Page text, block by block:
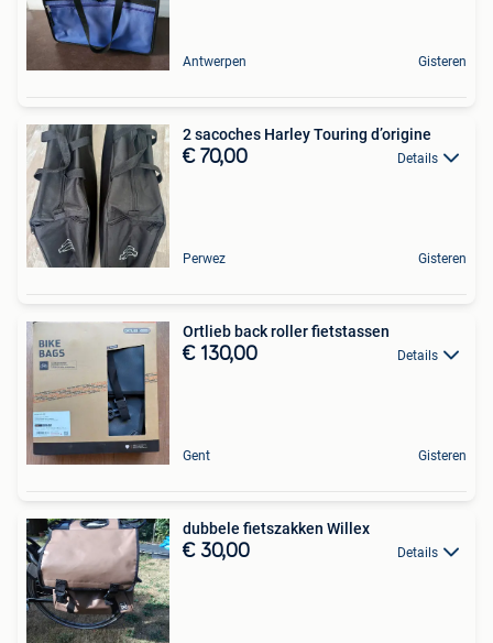
Antwerpen Gisteren
2 sacoches Harley Touring d’origine
€ 70,00 Details
Perwez Gisteren
Ortlieb back roller fietstassen
€ 130,00 Details
Gent Gisteren
dubbele fietszakken Willex
€ 30,00 Details